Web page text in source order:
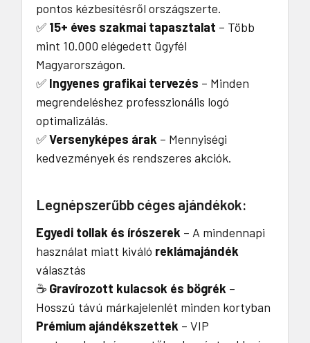
pontos kézbesítésről országszerte.
✅ 15+ éves szakmai tapasztalat – Több
mint 10.000 elégedett ügyfél
Magyarországon.
✅ Ingyenes grafikai tervezés – Minden
megrendeléshez professzionális logó
optimalizálás.
✅Versenyképes árak – Mennyiségi
kedvezmények és rendszeres akciók.
Legnépszerűbb céges ajándékok:
Egyedi tollak és írószerek – A mindennapi
használat miatt kiváló reklámajándék
választás
☕ Gravírozott kulacsok és bögrék –
Hosszú távú márkajelenlét minden kortyban
Prémium ajándékszettek – VIP